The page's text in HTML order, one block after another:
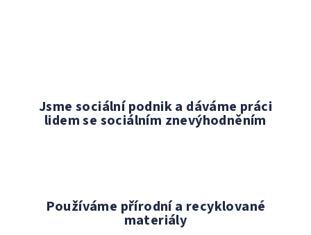
v
k
i
s
Jsme sociální podnik a dáváme práci
lidem se sociálním znevýhodněním
Používáme přírodní a recyklované
materiály